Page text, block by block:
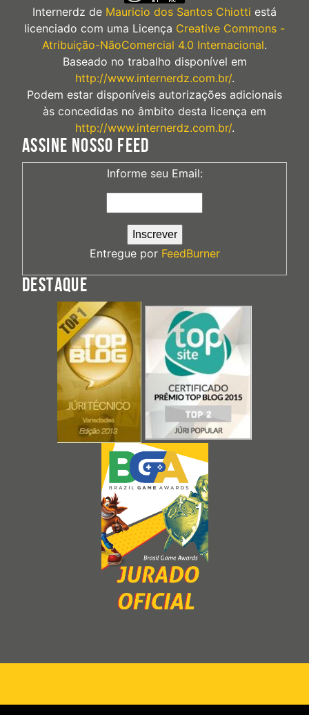
Internerdz de Mauricio dos Santos Chiotti está
licenciado com uma Licença Creative Commons -
Atribuição-NãoComercial 4.0 Internacional.
Baseado no trabalho disponível em
http://www.internerdz.com.br/.
Podem estar disponíveis autorizações adicionais
às concedidas no âmbito desta licença em
http://www.internerdz.com.br/.
ASSINE NOSSO FEED
Informe seu Email:
Entregue por FeedBurner
DESTAQUE